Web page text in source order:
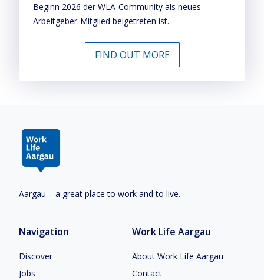
Beginn 2026 der WLA-Community als neues
Arbeitgeber-Mitglied beigetreten ist.
FIND OUT MORE
Aargau – a great place to work and to live.
Navigation
Discover
Jobs
Work Life Aargau
About Work Life Aargau
Contact